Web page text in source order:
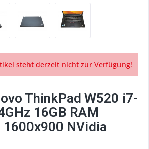
steht derzeit nicht zur Verfügung!
ThinkPad W520 i7-
16GB RAM
1600x900 NVidia